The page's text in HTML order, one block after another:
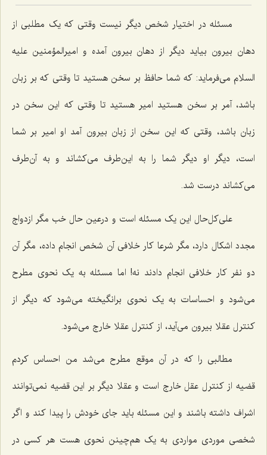
مسئله در اختیار شخص دیگر نیست وقتی که یک مطلبی از
دهان بیرون بیاید دیگر از دهان بیرون آمده و امیرالمؤمنین علیه
السلام می‌فرماید: که شما حافظ بر سخن هستید تا وقتی که بر زبان
باشد، آمر بر سخن هستید امیر هستید تا وقتی که این سخن در
زبان باشد، وقتی که این سخن از زبان بیرون آمد او امیر بر شما
است، دیگر او دیگر شما را به این‌طرف می‌کشاند و به آن‌طرف
می‌کشاند درست شد.
علی‌کل‌حال این یک مسئله است و درعین حال خب مگر ازدواج
مجدد اشکال دارد، مگر شرعا کار خلافی آن شخص انجام داده، مگر آن
دو نفر کار خلافی انجام دادند نه! اما مسئله به یک نحوی مطرح
می‌شود و احساسات به یک نحوی برانگیخته می‌شود که دیگر از
کنترل عقلا بیرون می‌آید، از کنترل عقلا خارج می‌شود.
مطالبی را که در آن موقع مطرح می‌شد من احساس کردم
قضیه از کنترل عقل خارج است و عقلا دیگر بر این قضیه نمی‌توانند
اشراف داشته باشند و این مسئله باید جای خودش را پیدا کند و اگر
شخصی موردی مواردی به یک هم‌چینن نحوی هست هر کسی در